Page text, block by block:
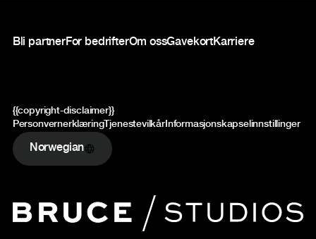
Bli partnerFor bedrifterOm ossGavekortKarriere
{{copyright-disclaimer}}
PersonvernerklæringTjenestevilkårInformasjonskapselinnstillinger
Norwegian